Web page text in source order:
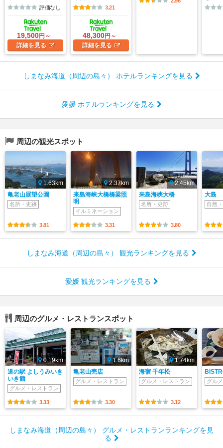
評価なし
19,500円～
詳細を見る
3.21
48,300円～
詳細を見る
しまなみ海道（周辺の島々） ホテルランキングを見る
愛媛 ホテルランキングを見る
周辺の観光スポット
1.63km
亀老山展望公園
名所・史跡
3.81
2.37km
来島海峡大橋橋梁照
明
イルミネーション
3.31
2.45km
来島海峡大橋
名所・史跡
3.80
大島
自然
しまなみ海道（周辺の島々） 観光ランキングを見る
愛媛 観光ランキングを見る
周辺のグルメ・レストランスポット
0.19km
道の駅 よしうみいき
いき館
グルメ・レストラン
3.33
1.6km
亀老山売店
グルメ・レストラン
3.30
1.74km
海宿 千年松
グルメ・レストラン
3.12
グル
しまなみ海道（周辺の島々） グルメ・レストランランキングを見
る